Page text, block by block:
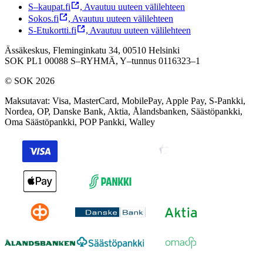
S–kaupat.fi , Avautuu uuteen välilehteen
Sokos.fi
, Avautuu uuteen välilehteen
S-Etukortti.fi
, Avautuu uuteen välilehteen
Ässäkeskus, Fleminginkatu 34, 00510 Helsinki
SOK PL1 00088 S–RYHMÄ, Y–tunnus 0116323–1
© SOK 2026
Maksutavat: Visa, MasterCard, MobilePay, Apple Pay, S-Pankki,
Nordea, OP, Danske Bank, Aktia, Ålandsbanken, Säästöpankki,
Oma Säästöpankki, POP Pankki, Walley